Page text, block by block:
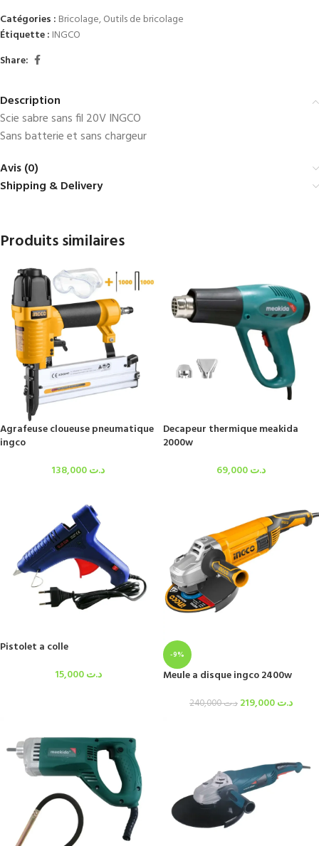
Catégories : Bricolage,Outils de bricolage
Étiquette : INGCO
Share:
Description
Scie sabre sans fil 20V INGCO
Sans batterie et sans chargeur
Avis (0)
Shipping & Delivery
Produits similaires
Agrafeuse cloueuse pneumatique
ingco
د.ت
Decapeur thermique meakida
2000w
د.ت
Pistolet a colle
د.ت15,000
-9%
Meule a disque ingco 2400w
د.ت240,000 د.ت